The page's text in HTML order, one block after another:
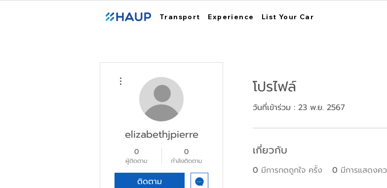
Transport Experience List Your Car
โปรไฟล์
วันที่เข้าร่วม : 23 พ.ย. 2567
เกี่ยวกับ
0 มีการกดถูกใจ ครั้ง 0 มีการแสดงค
elizabethjpierre
0
ผู้ติดตาม
0
กำลังติดตาม
ติดตาม